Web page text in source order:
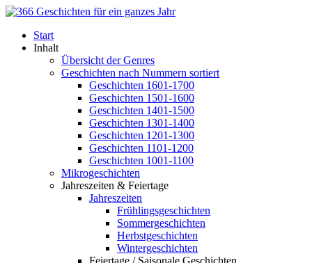
Start
Inhalt
Übersicht der Genres
Geschichten nach Nummern sortiert
Geschichten 1601-1700
Geschichten 1501-1600
Geschichten 1401-1500
Geschichten 1301-1400
Geschichten 1201-1300
Geschichten 1101-1200
Geschichten 1001-1100
Mikrogeschichten
Jahreszeiten & Feiertage
Jahreszeiten
Frühlingsgeschichten
Sommergeschichten
Herbstgeschichten
Wintergeschichten
Feiertage / Saisonale Geschichten